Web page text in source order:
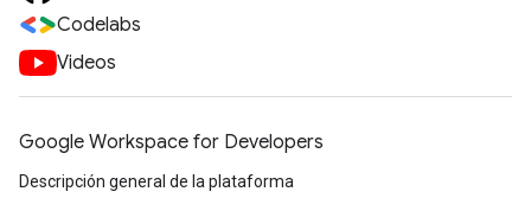
Codelabs
Videos
Google Workspace for Developers
Descripción general de la plataforma